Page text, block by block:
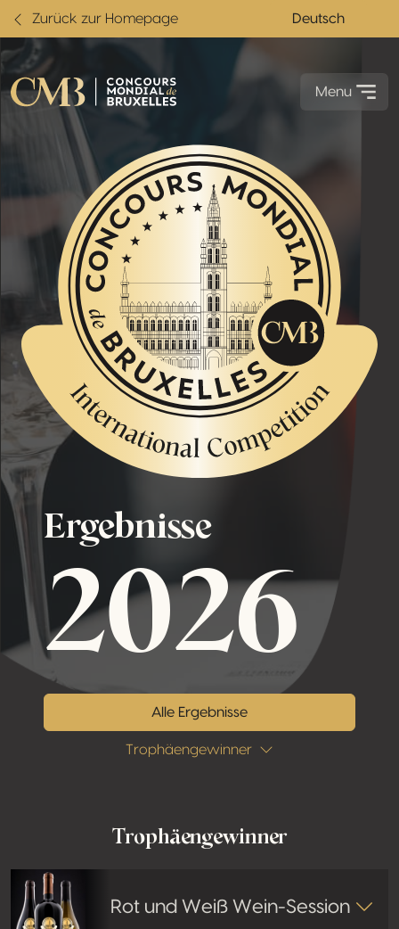
Zurück zur Homepage Deutsch
Menu
Ergebnisse
2026
Alle Ergebnisse
Trophäengewinner
Trophäengewinner
Rot und Weiß Wein-Session